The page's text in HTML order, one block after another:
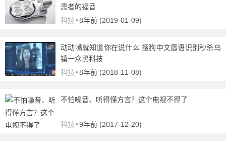
患者的福音
科技•8年前 (2019-01-09)
动动嘴就知道你在说什么 搜狗中文唇语识别秒杀乌
镇一众黑科技
科技•8年前 (2018-11-08)
不怕噪音、听得懂方言？这个电视不得了
科技•9年前 (2017-12-20)